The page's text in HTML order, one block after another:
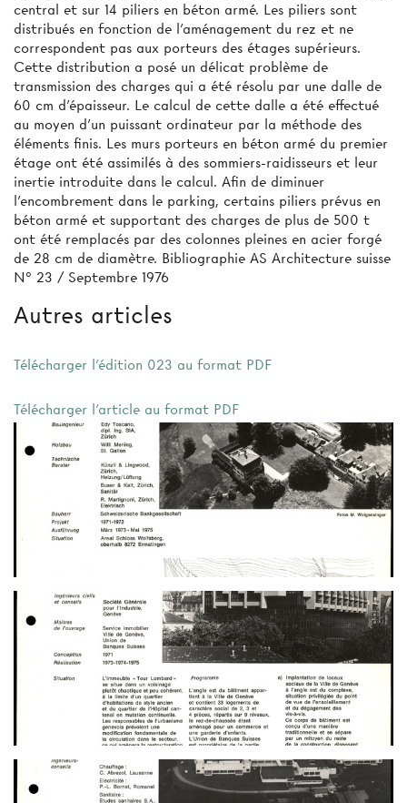
central et sur 14 piliers en béton armé. Les piliers sont
distribués en fonction de l’aménagement du rez et ne
correspondent pas aux porteurs des étages supérieurs.
Cette distribution a posé un délicat problème de
transmission des charges qui a été résolu par une dalle de
60 cm d’épaisseur. Le calcul de cette dalle a été effectué
au moyen d'un puissant ordinateur par la méthode des
éléments finis. Les murs porteurs en béton armé du premier
étage ont été assimilés à des sommiers-raidisseurs et leur
inertie introduite dans le calcul. Afin de diminuer
l'encombrement dans le parking, certains piliers prévus en
béton armé et supportant des charges de plus de 500 t
ont été remplacés par des colonnes pleines en acier forgé
de 28 cm de diamètre. Bibliographie AS Architecture suisse
N° 23 / Septembre 1976
Autres articles
Télécharger l'édition 023 au format PDF
Télécharger l'article au format PDF